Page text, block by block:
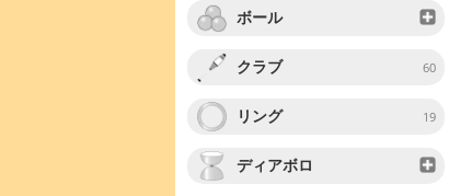
ボール
クラブ 60
リング 19
ディアボロ